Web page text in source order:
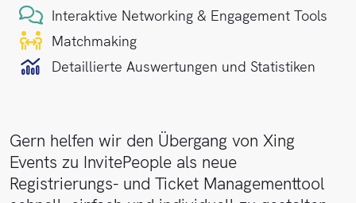
Interaktive Networking & Engagement Tools
Matchmaking
Detaillierte Auswertungen und Statistiken
Gern helfen wir den Übergang von Xing
Events zu InvitePeople als neue
Registrierungs- und Ticket Managementtool